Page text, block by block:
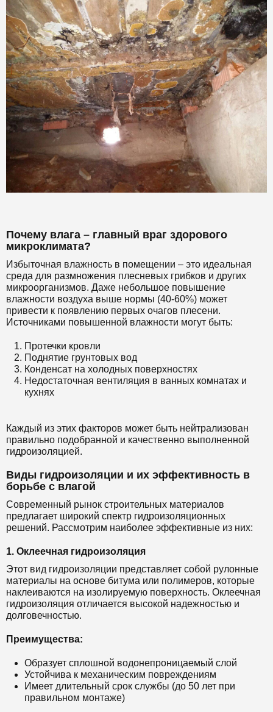
Почему влага – главный враг здорового
микроклимата?
Избыточная влажность в помещении – это идеальная
среда для размножения плесневых грибков и других
микроорганизмов. Даже небольшое повышение
влажности воздуха выше нормы (40-60%) может
привести к появлению первых очагов плесени.
Источниками повышенной влажности могут быть:
Протечки кровли
Поднятие грунтовых вод
Конденсат на холодных поверхностях
Недостаточная вентиляция в ванных комнатах и
кухнях
Каждый из этих факторов может быть нейтрализован
правильно подобранной и качественно выполненной
гидроизоляцией.
Виды гидроизоляции и их эффективность в
борьбе с влагой
Современный рынок строительных материалов
предлагает широкий спектр гидроизоляционных
решений. Рассмотрим наиболее эффективные из них:
1. Оклеечная гидроизоляция
Этот вид гидроизоляции представляет собой рулонные
материалы на основе битума или полимеров, которые
наклеиваются на изолируемую поверхность. Оклеечная
гидроизоляция отличается высокой надежностью и
долговечностью.
Преимущества:
Образует сплошной водонепроницаемый слой
Устойчива к механическим повреждениям
Имеет длительный срок службы (до 50 лет при
правильном монтаже)